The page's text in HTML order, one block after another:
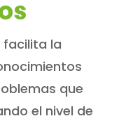
facilita la
que
el nivel de